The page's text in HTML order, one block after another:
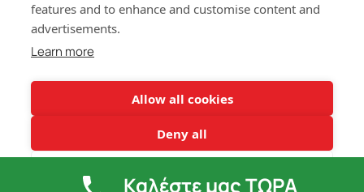
features and to enhance and customise content and
advertisements.
Learn more
Allow all cookies
Deny all
Κατοικίες
Επαγγελματικοί χώροι
Copyright © 2021 Entomecta S.A. – All Rights Reserved.
Καλέστε μας ΤΩΡΑ